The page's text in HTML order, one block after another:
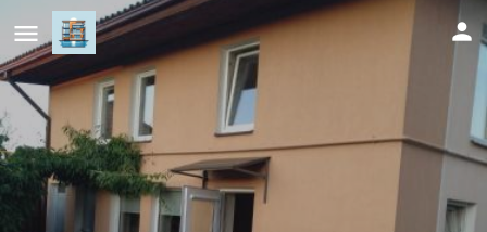
Namelis uždarame kieme